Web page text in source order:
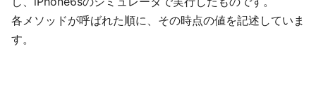
各メソッドが呼ばれた順に、その時点の値を記述していま
す。